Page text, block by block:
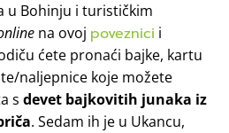
u Bohinju i turističkim
na ovoj poveznici i
ćete pronaći bajke, kartu
naljepnice koje možete
s devet bajkovitih junaka iz
. Sedam ih je u Ukancu,